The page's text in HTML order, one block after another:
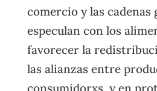
comercio y las cadenas
especulan con los
favorecer la
las alianzas entre
consumidorxs, y en